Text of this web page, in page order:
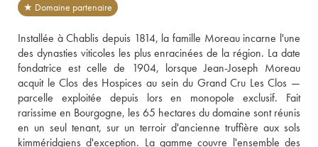
★ Domaine partenaire
Installée à Chablis depuis 1814, la famille Moreau incarne l'une
des dynasties viticoles les plus enracinées de la région. La date
fondatrice est celle de 1904, lorsque Jean-Joseph Moreau
acquit le Clos des Hospices au sein du Grand Cru Les Clos —
parcelle exploitée depuis lors en monopole exclusif. Fait
rarissime en Bourgogne, les 65 hectares du domaine sont réunis
en un seul tenant, sur un terroir d'ancienne truffière aux sols
kimméridgiens d'exception. La gamme couvre l'ensemble des